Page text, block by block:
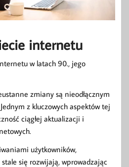
internetu
w latach 90., jego
zmiany są nieodłącznym
z kluczowych aspektów tej
ciągłej aktualizacji i
użytkowników,
się rozwijają, wprowadzając